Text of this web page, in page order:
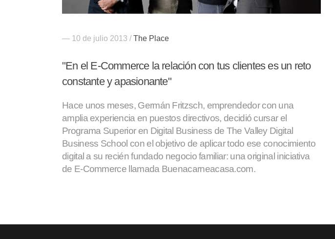
— 10 de julio 2013 /The Place
"En el E-Commerce la relación con tus clientes es un reto
constante y apasionante"
Hace unos meses, Germán Fritzsch, emprendedor con una
amplia experiencia en puestos directivos, decidió cursar el
Programa Superior en Digital Business de The Valley Digital
Business School con el objetivo de aplicar todo ese conocimiento
digital a su recién fundado negocio familiar: una original iniciativa
de E-Commerce llamada Buenacarneacasa.com.